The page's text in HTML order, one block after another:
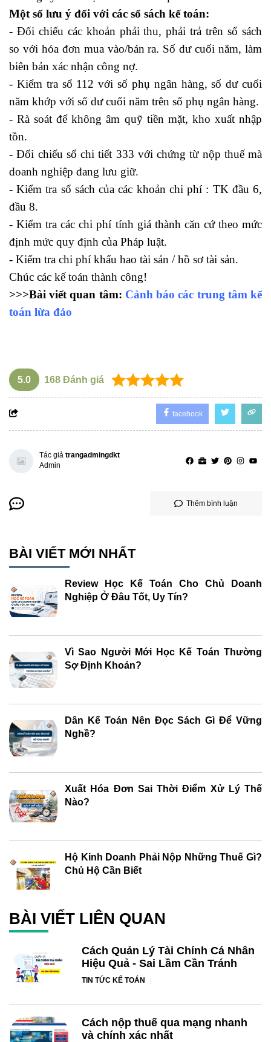
Một số lưu ý đối với các sổ sách kế toán:
- Đối chiếu các khoản phải thu, phải trả trên sổ sách
so với hóa đơn mua vào/bán ra. Số dư cuối năm, làm
biên bản xác nhận công nợ.
- Kiểm tra sổ 112 với số phụ ngân hàng, số dư cuối
năm khớp với số dư cuối năm trên sổ phụ ngân hàng.
- Rà soát để không âm quỹ tiền mặt, kho xuất nhập
tồn.
- Đối chiếu sổ chi tiết 333 với chứng từ nộp thuế mà
doanh nghiệp đang lưu giữ.
- Kiểm tra sổ sách của các khoản chi phí : TK đầu 6,
đầu 8.
- Kiểm tra các chi phí tính giá thành căn cứ theo mức
định mức quy định của Pháp luật.
- Kiểm tra chi phí khấu hao tài sản / hồ sơ tài sản.
Chúc các kế toán thành công!
>>>Bài viết quan tâm: Cảnh báo các trung tâm kế
toán lừa đảo
5.0 168 Đánh giá
facebook
Tác giả trangadmingdkt
Admin
Thêm bình luận
BÀI VIẾT MỚI NHẤT
Review Học Kế Toán Cho Chủ Doanh
Nghiệp Ở Đâu Tốt, Uy Tín?
Vì Sao Người Mới Học Kế Toán Thường
Sợ Định Khoản?
Dân Kế Toán Nên Đọc Sách Gì Để Vững
Nghề?
Xuất Hóa Đơn Sai Thời Điểm Xử Lý Thế
Nào?
Hộ Kinh Doanh Phải Nộp Những Thuế Gì?
Chủ Hộ Cần Biết
BÀI VIẾT LIÊN QUAN
Cách Quản Lý Tài Chính Cá Nhân
Hiệu Quả - Sai Lầm Cần Tránh
TIN TỨC KẾ TOÁN
Cách nộp thuế qua mạng nhanh
và chính xác nhất